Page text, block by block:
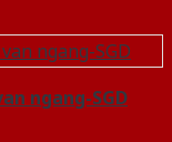
ngang-SGD